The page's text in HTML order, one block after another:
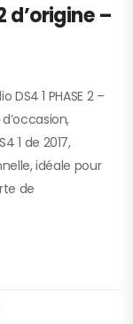
d’origine –
DS4 1 PHASE 2 –
1 de 2017,
idéale pour
de